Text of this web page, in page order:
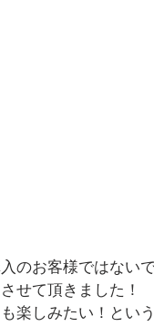
のお客様ではない
せて頂きました！
楽しみたい！とい